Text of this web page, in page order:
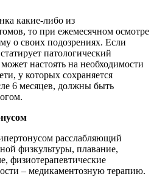
какие-либо из
то при ежемесячном осмотре
о своих подозрениях. Если
патологический
настоять на необходимости
у которых сохраняется
6 месяцев, должны быть
расслабляющий
физкультуры, плавание,
физиотерапевтические
– медикаментозную терапию.